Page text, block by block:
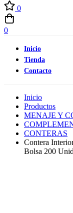
0
0
Inicio
Tienda
Contacto
Inicio
Productos
MENAJE Y
CONTERAS
Contera
Bolsa 200